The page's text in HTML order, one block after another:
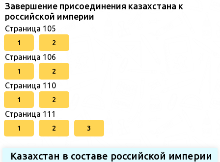
Завершение присоединения казахстана к
российской империи
Страница 105
1 2
Страница 106
1 2
Страница 110
1 2
Страница 111
1 2 3
Казахстан в составе российской империи